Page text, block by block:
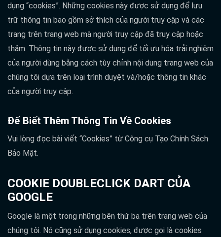
dụng “cookies”. Những cookies này được sử dụng để lưu
trữ thông tin bao gồm sở thích của người truy cập và các
trang trên trang web mà người truy cập đã truy cập hoặc
thăm. Thông tin này được sử dụng để tối ưu hóa trải nghiệm
của người dùng bằng cách tùy chỉnh nội dung trang web của
chúng tôi dựa trên loại trình duyệt và/hoặc thông tin khác
của người truy cập.
Để Biết Thêm Thông Tin Về Cookies
Vui lòng đọc bài viết “Cookies” từ Công cụ Tạo Chính Sách
Bảo Mật.
COOKIE DOUBLECLICK DART CỦA
GOOGLE
Google là một trong những bên thứ ba trên trang web của
chúng tôi. Nó cũng sử dụng cookies, được gọi là cookies